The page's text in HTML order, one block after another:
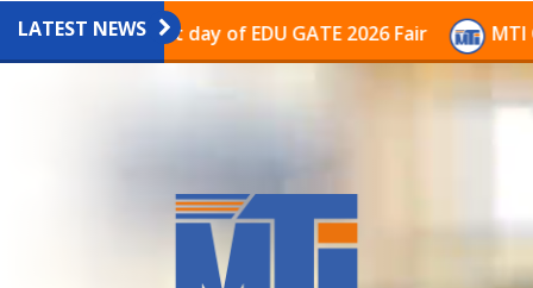
LATEST NEWS
on the last day of EDU GATE 2026 Fair MTI